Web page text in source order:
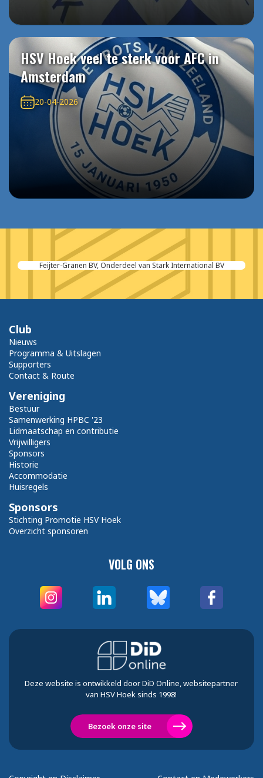
HSV Hoek veel te sterk voor AFC in
Amsterdam
20-04-2026
Drankensuper Kolijn
VOLG ONS
Club
Nieuws
Programma & Uitslagen
Supporters
Contact & Route
Vereniging
Bestuur
Samenwerking HPBC '23
Lidmaatschap en contributie
Vrijwilligers
Sponsors
Historie
Accommodatie
Huisregels
Sponsors
Stichting Promotie HSV Hoek
Overzicht sponsoren
Deze website is ontwikkeld door DiD Online, websitepartner
van HSV Hoek sinds 1998!
Bezoek onze site